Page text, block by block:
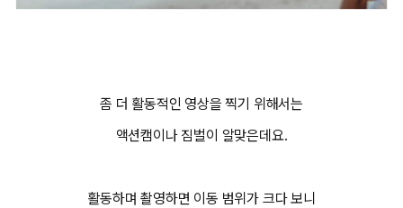
좀 더 활동적인 영상을 찍기 위해서는
액션캠이나 짐벌이 알맞은데요.
활동하며 촬영하면 이동 범위가 크다 보니